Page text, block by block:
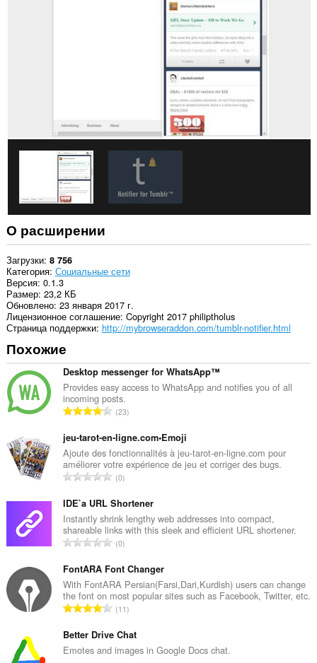
О расширении
Загрузки 8 756
Категория Социальные сети
Версия 0.1.3
Размер 23,2 КБ
Обновлено 23 января 2017 г.
Лицензионное соглашение Copyright 2017 philiptholus
Страница поддержки http://mybrowseraddon.com/tumblr-notifier.html
Похожие
Desktop messenger for WhatsApp™
Provides easy access to WhatsApp and notifies you of all
incoming posts.
В
е
г
о
о
е
н
о
к
:
23
jeu-tarot-en-ligne.com•Emoji
Ajoute des fonctionnalités à jeu-tarot-en-ligne.com pour
améliorer votre expérience de jeu et corriger des bugs.
В
е
г
о
о
е
н
о
к
:
0
IDE`a URL Shortener
Instantly shrink lengthy web addresses into compact,
shareable links with this sleek and efficient URL shortener.
В
е
г
о
о
е
н
0
FontARA Font Changer
With FontARA Persian(Farsi,Dari,Kurdish) users can change
the font on most popular sites such as Facebook, Twitter, etc.
В
е
г
11
Better Drive Chat
Emotes and images in Google Docs chat.